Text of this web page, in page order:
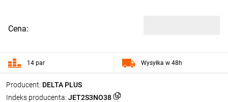
Producent: DELTA PLUS
Indeks producenta: JET2S3NO38
Cena:
14 par Wysyłka w 48h